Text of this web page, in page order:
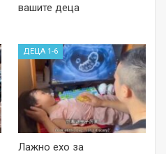
вашите деца
ДЕЦА 1-6
Лажно ехо за